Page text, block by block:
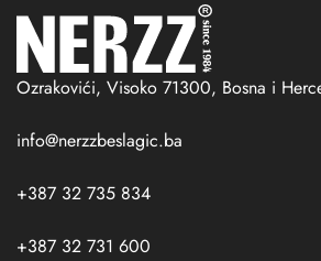
Ozrakovići, Visoko 71300, Bosna i
info@nerzzbeslagic.ba
+387 32 735 834
+387 32 731 600